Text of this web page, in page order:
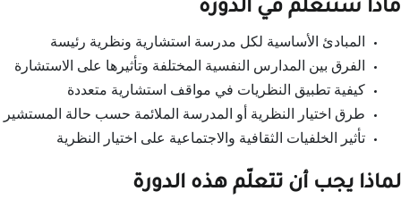
ماذا ستتعلّم في الدورة
المبادئ الأساسية لكل مدرسة استشارية ونظرية رئيسة
الفرق بين المدارس النفسية المختلفة وتأثيرها على الاستشارة
كيفية تطبيق النظريات في مواقف استشارية متعددة
طرق اختيار النظرية أو المدرسة الملائمة حسب حالة المستشير
تأثير الخلفيات الثقافية والاجتماعية على اختيار النظرية
لماذا يجب أن تتعلّم هذه الدورة